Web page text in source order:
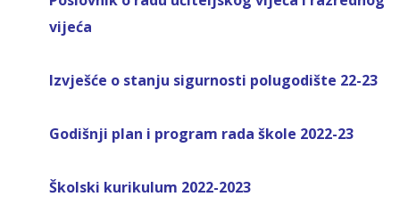
vijeća
Izvješće o stanju sigurnosti polugodište 22-23
Godišnji plan i program rada škole 2022-23
Školski kurikulum 2022-2023